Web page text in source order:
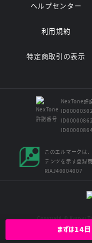
まずは14
ヘルプセンター
利用規約
特定商取引の表示
NexTone許
このエルマークは
テンツを示す登録商
RIAJ40004007